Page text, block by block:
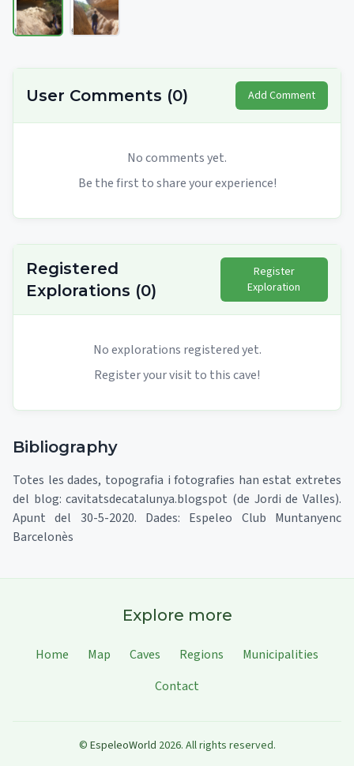
User Comments (0) Add Comment
No comments yet.
Be the first to share your experience!
Registered
Explorations (0)
Register
Exploration
No explorations registered yet.
Register your visit to this cave!
Bibliography
Totes les dades, topografia i fotografies han estat extretes
del blog: cavitatsdecatalunya.blogspot (de Jordi de Valles).
Apunt del 30-5-2020. Dades: Espeleo Club Muntanyenc
Barcelonès
Explore more
Home Map Caves Regions
Municipalities
Contact
© EspeleoWorld 2026. All rights reserved.